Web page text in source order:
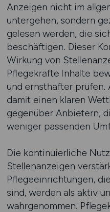
Anzeigen nicht im
untergehen, sondern
gelesen werden, die
beschäftigen. Dieser
Wirkung von
Pflegekräfte Inhalte
und ernsthafter
damit einen klaren
gegenüber Anbietern,
weniger passenden
Die kontinuierliche
Stellenanzeigen
Pflegeeinrichtungen,
sind, werden als aktiv
wahrgenommen.